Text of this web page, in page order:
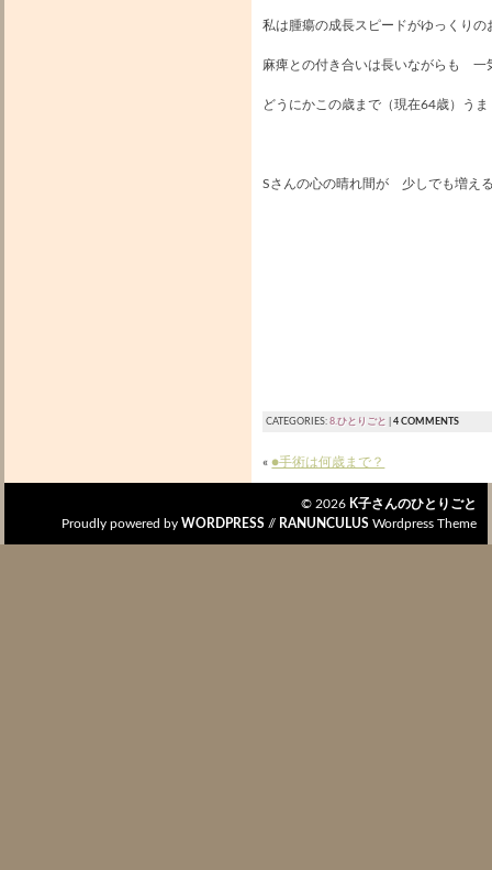
私は腫瘍の成長スピードがゆっくりの
麻痺との付き合いは長いながらも 一
どうにかこの歳まで（現在64歳）う
Sさんの心の晴れ間が 少しでも増え
CATEGORIES:8.ひとりごと |4 COMMENTS
«●手術は何歳まで？
© 2026 K子さんのひとりごと
Proudly powered by WORDPRESS // RANUNCULUS Wordpress Theme